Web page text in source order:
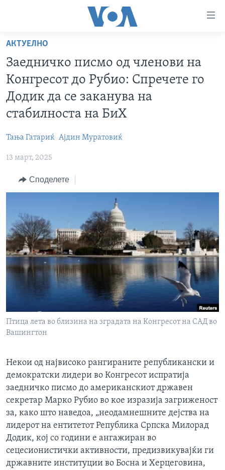
пристапност
Премини
на
главната
содржина
Премини
до
страната
навигација
РУБРИКИ
МАКЕДОНИЈА
ЕКОНОМИЈА
ПОЛИТИКА
ЗДРАВЈЕ
УМЕТНОСТ И ЗАБАВА
ИНТЕРВЈУА
ФОТОГАЛЕРИИ
ДОКУМЕНТАРЦИ
NEWSFLASH - АРХИВА
ВЕСТИ ОД САД ВО МИНУТА - АРХИВА
ИЗБОРИ ВО САД 2020 - АРХИВА
Јазици
АКТУЕЛНО
Заедничко писмо од членови на
Конгресот до Рубио: Спречете го
Додик да се заканува на
стабилноста на БиХ
Тања Гатариќ Ајдин Муратовиќ
13 март, 2025
Споделете
Птица лета во близина на зградата на Конгресот на САД во
Вашингтон
Некои од највисоко рангираните републикански и
демократски лидери во Конгресот испратија
заедничко писмо до американскиот државен
секретар Марко Рубио во кое изразија загриженост
за, како што наведоа, „неодамнешните дејства на
лидерот на ентитетот Република Српска Милорад
Додик, кој со години е ангажиран во
сецесионистички активности, предизвикувајќи ги
државните институции во Босна и Херцеговина,